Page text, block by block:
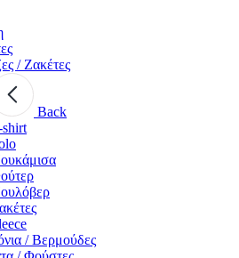
/ Ζακέτες
Back
/ Βερμούδες